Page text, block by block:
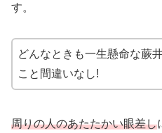
す。
どんなときも一生懸命な蕨
こと間違いなし!
周りの人のあたたかい眼差し